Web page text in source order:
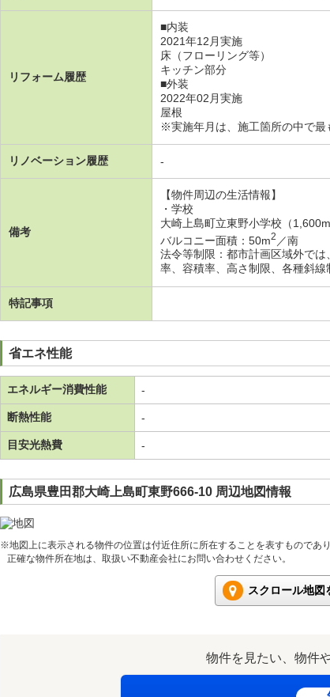
リフォーム履歴
■内装
2021年12月実施
床（フローリング等）
キッチン部分
■外装
2022年02月実施
屋根
※実施年月は、施工箇所の中で最
リノベーション履歴 -
備考
【物件周辺の生活情報】
・学校
大崎上島町立東野小学校（1,600m
バルコニー面積：50m2 ／南
法令等制限：都市計画区域外で
率、容積率、高さ制限、各種斜
特記事項
省エネ性能
エネルギー消費性能 -
断熱性能 -
目安光熱費 -
広島県豊田郡大崎上島町東野666-10 周辺地図情報
※地図上に表示される物件の位置は付近住所に所在することを表すものであ
正確な物件所在地は、取扱い不動産会社にお問い合わせください。
スクロール地図
物件を見たい、物件